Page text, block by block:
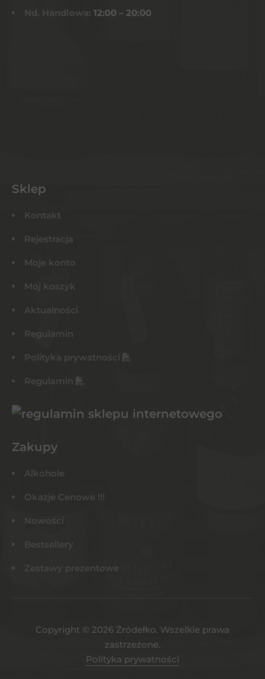
Nd. Handlowa: 12:00 – 20:00
Sklep
Kontakt
Rejestracja
Moje konto
Mój koszyk
Aktualności
Regulamin
Polityka prywatności
Regulamin
Zakupy
Alkohole
Okazje Cenowe !!!
Nowości
Bestsellery
Zestawy prezentowe
Copyright © 2026 Żródełko. Wszelkie prawa
zastrzeżone.
Polityka prywatności